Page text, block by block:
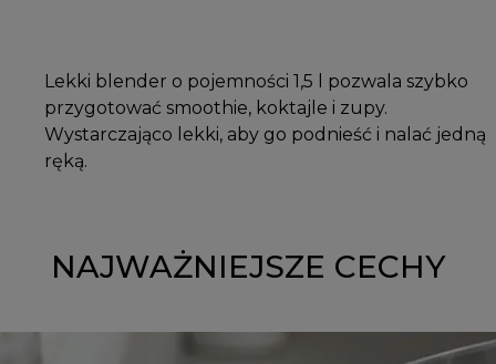
Lekki blender o pojemności 1,5 l pozwala szybko
przygotować smoothie, koktajle i zupy.
Wystarczająco lekki, aby go podnieść i nalać jedną
ręką.
NAJWAŻNIEJSZE CECHY